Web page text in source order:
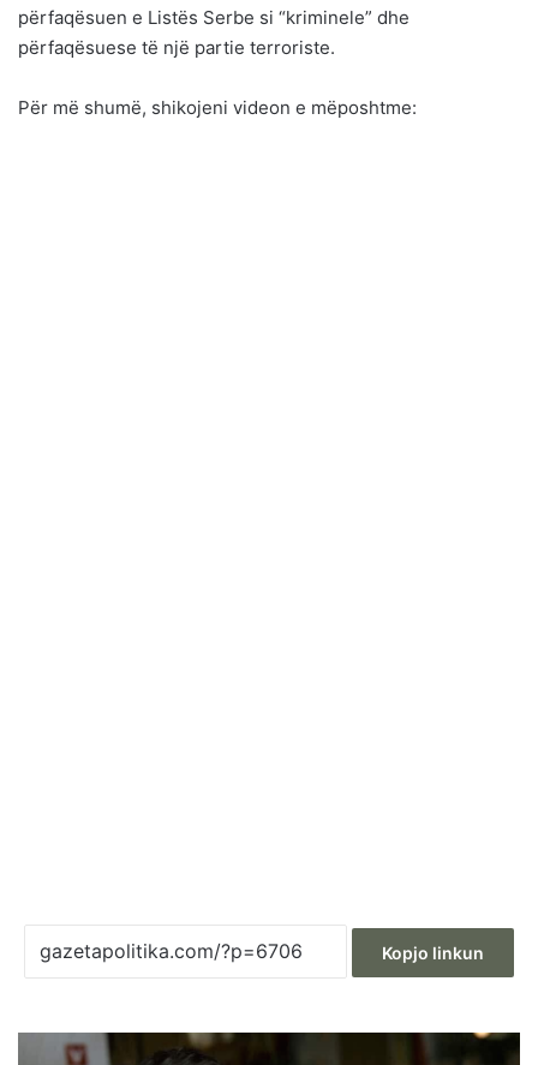
përfaqësuen e Listës Serbe si “kriminele” dhe
përfaqësuese të një partie terroriste.
Për më shumë, shikojeni videon e mëposhtme:
Kopjo linkun